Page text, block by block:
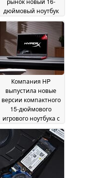
дюймовый ноутбук
ThinkPad с 32 ГБ
оперативной
памяти, дисплеем с
частотой
обновления 120 Гц и
процессорами AMD
Ryzen07 July 2026
Компания HP
выпустила новые
версии компактного
15-дюймового
игрового ноутбука с
процессором Intel
Core Ultra 9 290HX
Plus и дисплеем с
частотой
обновления 180 Гц и
технологией VRR